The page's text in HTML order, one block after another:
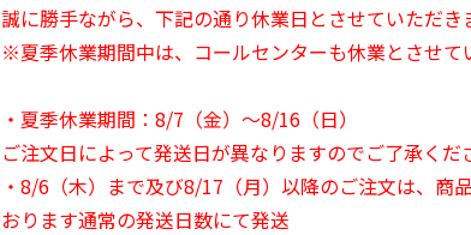
誠に勝手ながら、下記の通り休業日とさせていただき
※夏季休業期間中は、コールセンターも休業とさせて
・夏季休業期間：8/7（金）～8/16（日）
ご注文日によって発送日が異なりますのでご了承くだ
・8/6（木）まで及び8/17（月）以降のご注文は、商
おります通常の発送日数にて発送